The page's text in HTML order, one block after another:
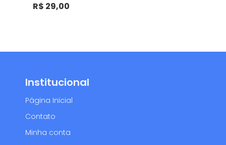
0
de
R$ 29,00
Institucional
Página Inicial
Contato
Minha conta